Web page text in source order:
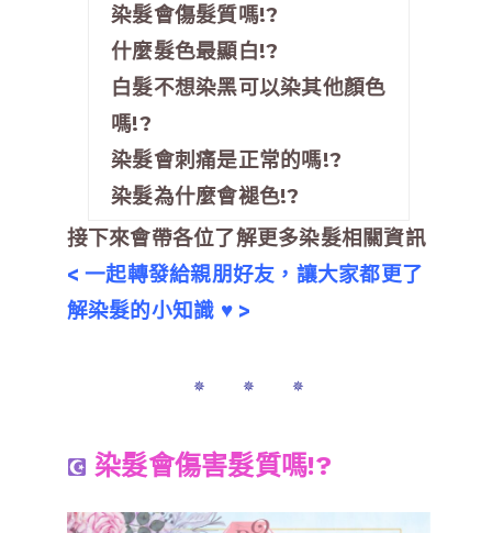
染髮會傷髮質嗎!?
什麼髮色最顯白!?
白髮不想染黑可以染其他顏色
嗎!?
染髮會刺痛是正常的嗎!?
染髮為什麼會褪色!?
接下來會帶各位了解更多染髮相關資訊
< 一起轉發給親朋好友，讓大家都更了
解染髮的小知識 ♥ >
✵ ✵ ✵
染髮會傷害髮質嗎!?